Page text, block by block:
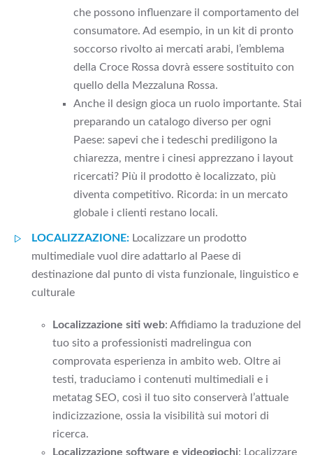
che possono influenzare il comportamento del
consumatore. Ad esempio, in un kit di pronto
soccorso rivolto ai mercati arabi, l’emblema
della Croce Rossa dovrà essere sostituito con
quello della Mezzaluna Rossa.
Anche il design gioca un ruolo importante. Stai
preparando un catalogo diverso per ogni
Paese: sapevi che i tedeschi prediligono la
chiarezza, mentre i cinesi apprezzano i layout
ricercati? Più il prodotto è localizzato, più
diventa competitivo. Ricorda: in un mercato
globale i clienti restano locali.
LOCALIZZAZIONE: Localizzare un prodotto
multimediale vuol dire adattarlo al Paese di
destinazione dal punto di vista funzionale, linguistico e
culturale
Localizzazione siti web: Affidiamo la traduzione del
tuo sito a professionisti madrelingua con
comprovata esperienza in ambito web. Oltre ai
testi, traduciamo i contenuti multimediali e i
metatag SEO, così il tuo sito conserverà l’attuale
indicizzazione, ossia la visibilità sui motori di
ricerca.
Localizzazione software e videogiochi: Localizzare